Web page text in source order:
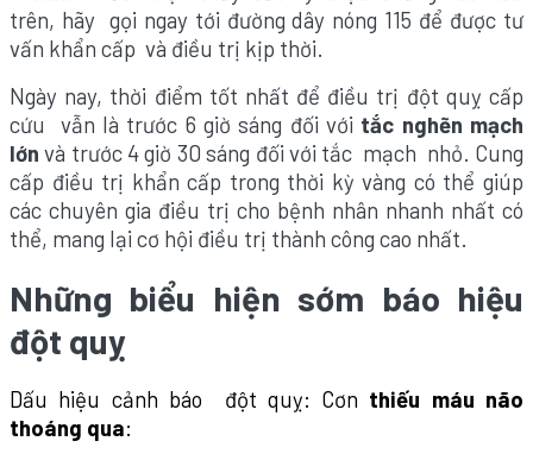
trên, hãy gọi ngay tới đường dây nóng 115 để được tư
vấn khẩn cấp và điều trị kịp thời.
Ngày nay, thời điểm tốt nhất để điều trị đột quỵ cấp
cứu vẫn là trước 6 giờ sáng đối với tắc nghẽn mạch
lớn và trước 4 giờ 30 sáng đối với tắc mạch nhỏ. Cung
cấp điều trị khẩn cấp trong thời kỳ vàng có thể giúp
các chuyên gia điều trị cho bệnh nhân nhanh nhất có
thể, mang lại cơ hội điều trị thành công cao nhất.
Những biểu hiện sớm báo hiệu
đột quỵ
Dấu hiệu cảnh báo đột quỵ: Cơn thiếu máu não
thoáng qua: